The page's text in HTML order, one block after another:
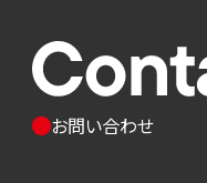
お問い合わせ